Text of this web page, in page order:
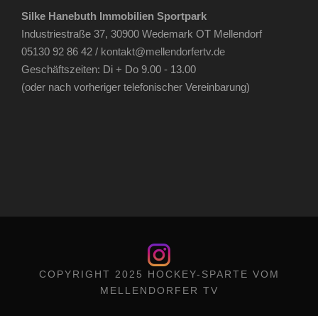
Silke Hanebuth Immobilien Sportpark
Industriestraße 37, 30900 Wedemark OT Mellendorf
05130 92 86 42 / kontakt@mellendorfertv.de
Geschäftszeiten: Di + Do 9.00 - 13.00
(oder nach vorheriger telefonischer Vereinbarung)
COPYRIGHT 2025 HOCKEY-SPARTE VOM
MELLENDORFER TV